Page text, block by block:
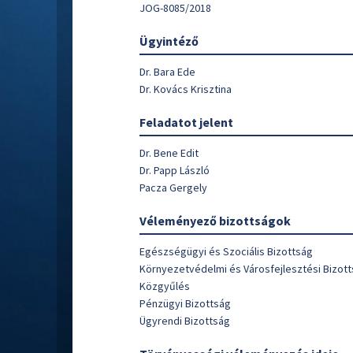
JOG-8085/2018
Ügyintéző
Dr. Bara Ede
Dr. Kovács Krisztina
Feladatot jelent
Dr. Bene Edit
Dr. Papp László
Pacza Gergely
Véleményező bizottságok
Egészségügyi és Szociális Bizottság
Környezetvédelmi és Városfejlesztési
Közgyűlés
Pénzügyi Bizottság
Ügyrendi Bizottság